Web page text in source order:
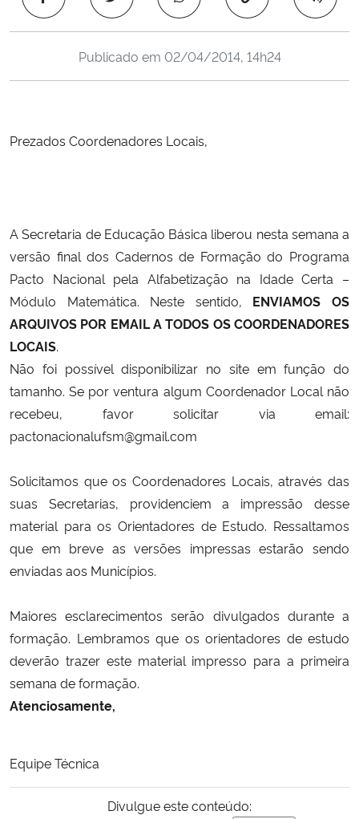
Ministério da Cidadania
Ministério da Saúde
Ministério da Ciência, Tecnologia, Inovações e Comunicações
Controladoria-Geral da União
Ministério da Mulher, da Família e dos Direitos Humanos
Secretaria-Geral
Secretaria de Governo
Gabinete de Segurança Institucional
Advocacia-Geral da União
Banco Central do Brasil
Planalto
Publicado em 02/04/2014, 14h24
Prezados Coordenadores Locais,
A Secretaria de Educação Básica liberou nesta semana a
versão final dos Cadernos de Formação do Programa
Pacto Nacional pela Alfabetização na Idade Certa –
Módulo Matemática. Neste sentido, ENVIAMOS OS
ARQUIVOS POR EMAIL A TODOS OS COORDENADORES
LOCAIS.
Não foi possível disponibilizar no site em função do
tamanho. Se por ventura algum Coordenador Local não
recebeu, favor solicitar via email:
pactonacionalufsm@gmail.com
Solicitamos que os Coordenadores Locais, através das
suas Secretarias, providenciem a impressão desse
material para os Orientadores de Estudo. Ressaltamos
que em breve as versões impressas estarão sendo
enviadas aos Municípios.
Maiores esclarecimentos serão divulgados durante a
formação. Lembramos que os orientadores de estudo
deverão trazer este material impresso para a primeira
semana de formação.
Atenciosamente,
Equipe Técnica
Divulgue este conteúdo: